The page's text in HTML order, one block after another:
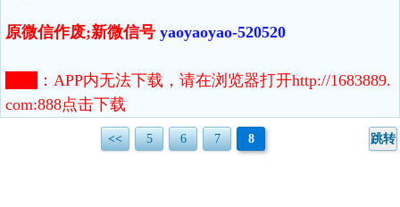
原微信作废;新微信号 yaoyaoyao-520520
： APP内无法下载，请在浏览器打开http://1683889.
com:888点击下载
<< 5 6 7 8 跳转